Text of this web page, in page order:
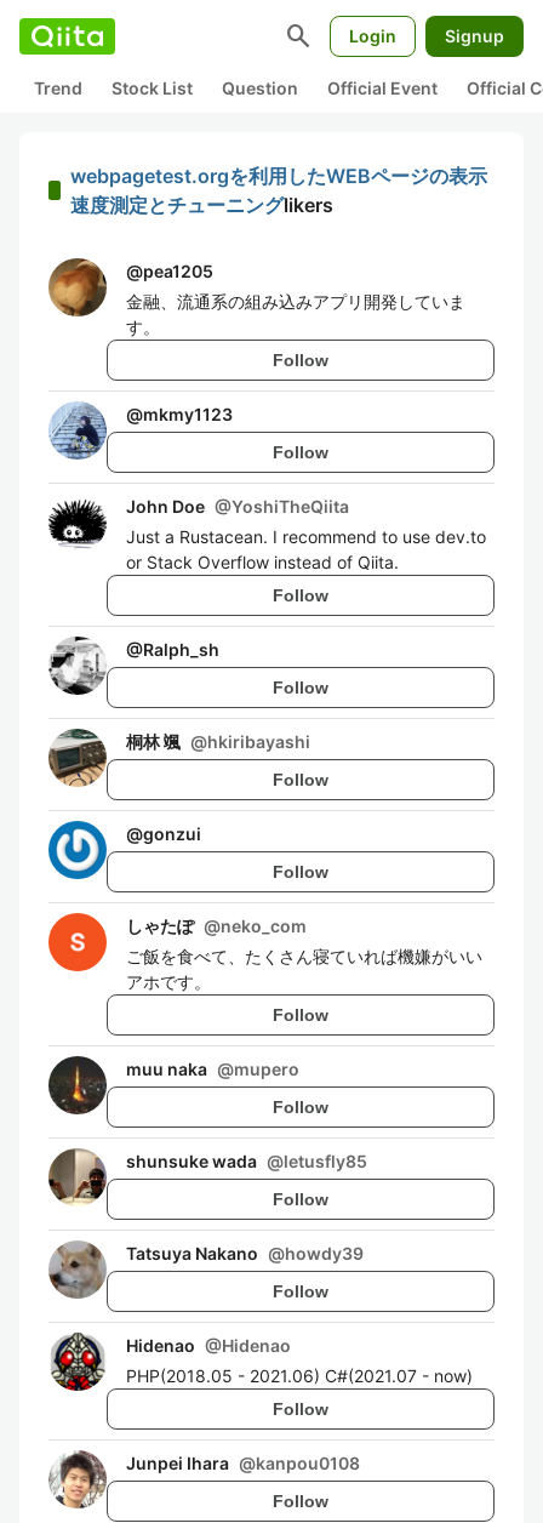
search Login Signup
Trend Stock List Question Official Event Official
webpagetest.orgを利用したWEBページの表示
速度測定とチューニングlikers
@pea1205
金融、流通系の組み込みアプリ開発していま
す。
Follow
@mkmy1123
Follow
John Doe @YoshiTheQiita
Just a Rustacean. I recommend to use dev.to
or Stack Overflow instead of Qiita.
Follow
@Ralph_sh
Follow
桐林 颯 @hkiribayashi
Follow
@gonzui
Follow
しゃたぽ @neko_com
ご飯を食べて、たくさん寝ていれば機嫌がいい
アホです。
Follow
muu naka @mupero
Follow
shunsuke wada @letusfly85
Follow
Tatsuya Nakano @howdy39
Follow
Hidenao @Hidenao
PHP(2018.05 - 2021.06) C#(2021.07 - now)
Follow
Junpei Ihara @kanpou0108
Follow